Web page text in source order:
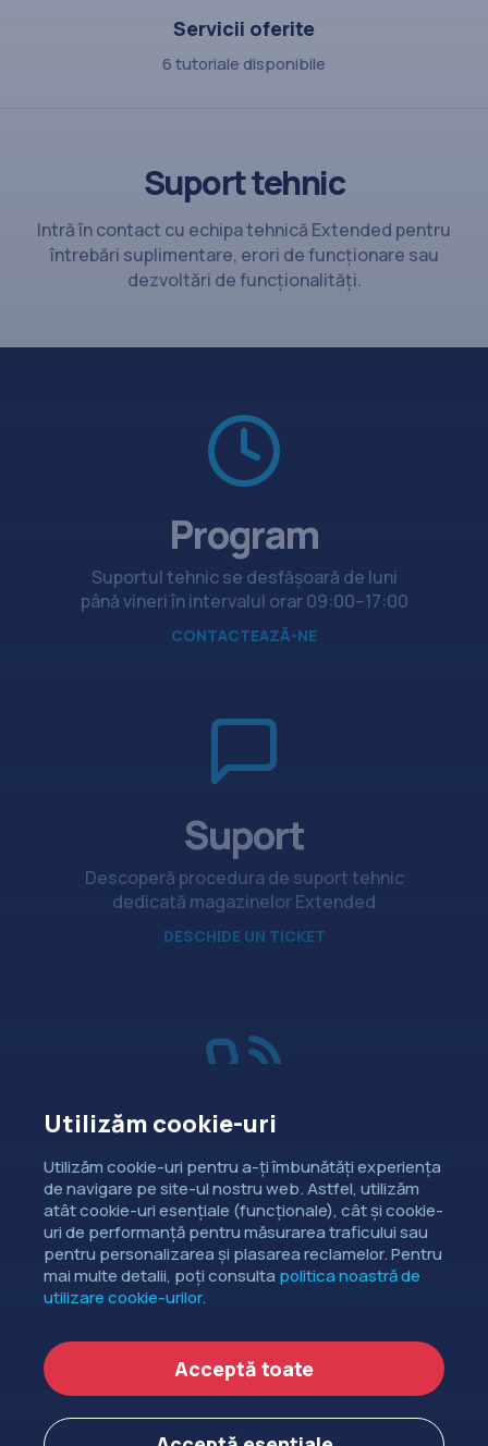
Servicii oferite
6 tutoriale disponibile
Suport tehnic
Intră în contact cu echipa tehnică Extended pentru
întrebări suplimentare, erori de funcționare sau
dezvoltări de funcționalități.
Program
Suportul tehnic se desfășoară de luni
până vineri în intervalul orar 09:00–17:00
CONTACTEAZĂ-NE
Suport
Descoperă procedura de suport tehnic
dedicată magazinelor Extended
DESCHIDE UN TICKET
Vânzări
Dorești să intri în contact cu
departamentul de relații comerciale?
CONTACTEAZĂ-NE
Copyright ©EXTENDED DEV SRL2006-2026.
Politica de cookie-uri
Politica de confidențialitate
Utilizăm cookie-uri
Utilizăm cookie-uri pentru a-ți îmbunătăți experiența
de navigare pe site-ul nostru web. Astfel, utilizăm
atât cookie-uri esențiale (funcționale), cât și cookie-
uri de performanță pentru măsurarea traficului sau
pentru personalizarea și plasarea reclamelor. Pentru
mai multe detalii, poți consulta politica noastră de
utilizare cookie-urilor.
Acceptă toate